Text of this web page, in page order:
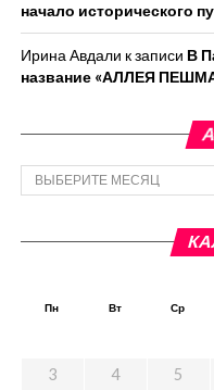
начало исторического
Ирина Авдали к записи В
название «АЛЛЕЯ
Архивы
Пн Вт Ср
3
4 5